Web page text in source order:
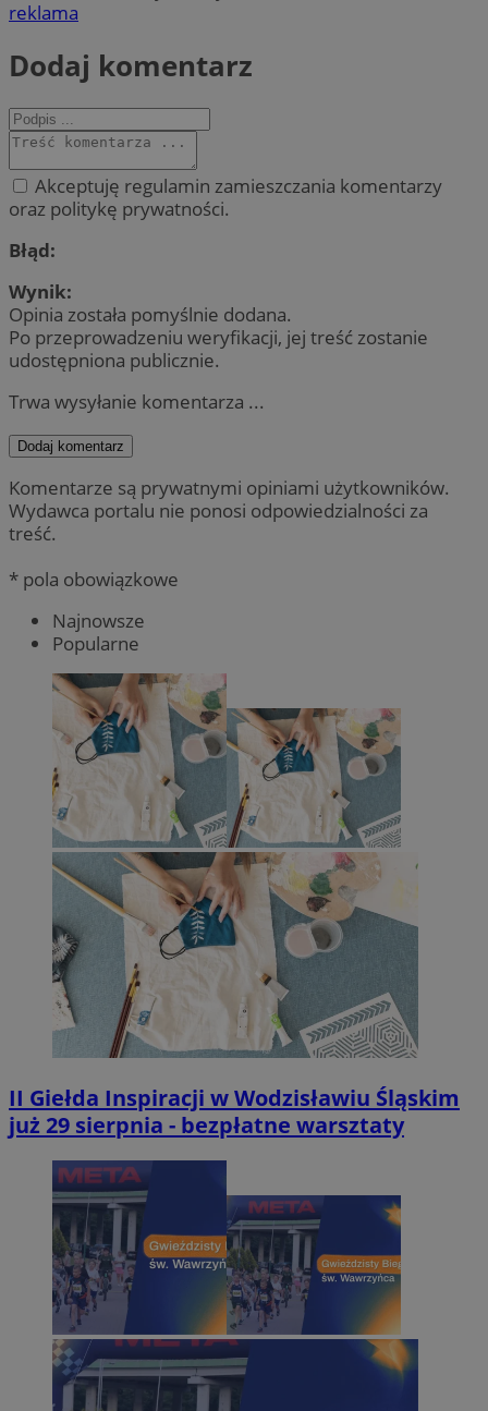
reklama
Dodaj komentarz
Akceptuję regulamin zamieszczania komentarzy
oraz politykę prywatności.
Błąd:
Wynik:
Opinia została pomyślnie dodana.
Po przeprowadzeniu weryfikacji, jej treść zostanie
udostępniona publicznie.
Trwa wysyłanie komentarza ...
Dodaj komentarz
Komentarze są prywatnymi opiniami użytkowników.
Wydawca portalu nie ponosi odpowiedzialności za
treść.
* pola obowiązkowe
Najnowsze
Popularne
II Giełda Inspiracji w Wodzisławiu Śląskim
już 29 sierpnia - bezpłatne warsztaty